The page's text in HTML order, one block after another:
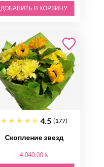
ДОБАВИТЬ В КОРЗИНУ
4.5 (177)
Скопление звезд
4 040.00 ₺